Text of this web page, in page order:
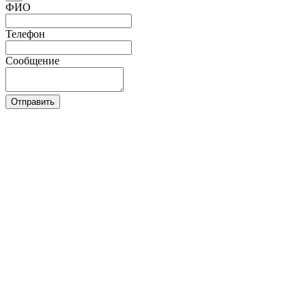
ФИО
Телефон
Сообщение
Отправить